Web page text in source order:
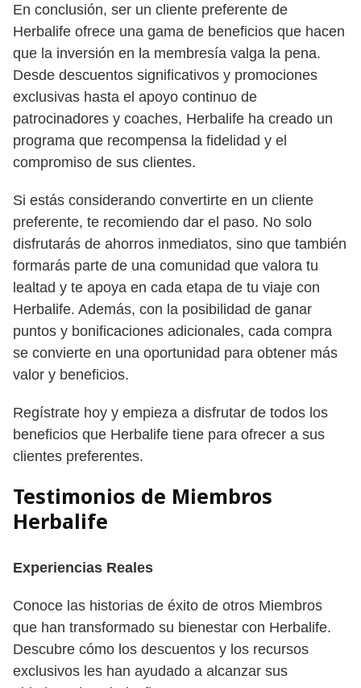
En conclusión, ser un cliente preferente de
Herbalife ofrece una gama de beneficios que hacen
que la inversión en la membresía valga la pena.
Desde descuentos significativos y promociones
exclusivas hasta el apoyo continuo de
patrocinadores y coaches, Herbalife ha creado un
programa que recompensa la fidelidad y el
compromiso de sus clientes.
Si estás considerando convertirte en un cliente
preferente, te recomiendo dar el paso. No solo
disfrutarás de ahorros inmediatos, sino que también
formarás parte de una comunidad que valora tu
lealtad y te apoya en cada etapa de tu viaje con
Herbalife. Además, con la posibilidad de ganar
puntos y bonificaciones adicionales, cada compra
se convierte en una oportunidad para obtener más
valor y beneficios.
Regístrate hoy y empieza a disfrutar de todos los
beneficios que Herbalife tiene para ofrecer a sus
clientes preferentes.
Testimonios de Miembros
Herbalife
Experiencias Reales
Conoce las historias de éxito de otros Miembros
que han transformado su bienestar con Herbalife.
Descubre cómo los descuentos y los recursos
exclusivos les han ayudado a alcanzar sus